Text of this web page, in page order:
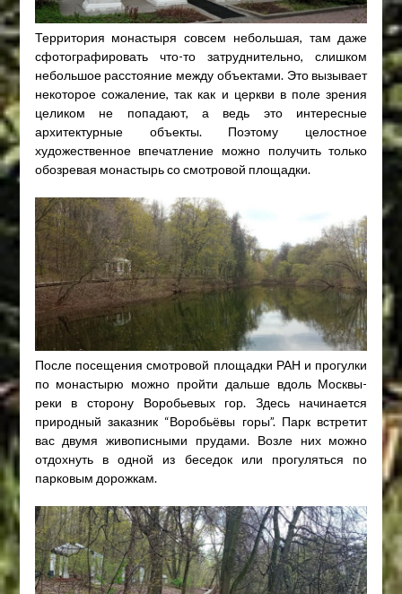
Территория монастыря совсем небольшая, там даже
сфотографировать что-то затруднительно, слишком
небольшое расстояние между объектами. Это вызывает
некоторое сожаление, так как и церкви в поле зрения
целиком не попадают, а ведь это интересные
архитектурные объекты. Поэтому целостное
художественное впечатление можно получить только
обозревая монастырь со смотровой площадки.
После посещения смотровой площадки РАН и прогулки
по монастырю можно пройти дальше вдоль Москвы-
реки в сторону Воробьевых гор. Здесь начинается
природный заказник “Воробьёвы горы”. Парк встретит
вас двумя живописными прудами. Возле них можно
отдохнуть в одной из беседок или прогуляться по
парковым дорожкам.